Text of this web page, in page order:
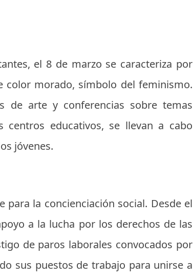
el 8 de marzo se caracteriza por
color morado, símbolo del feminismo.
de arte y conferencias sobre temas
educativos, se llevan a cabo
jóvenes.
para la concienciación social. Desde el
a la lucha por los derechos de las
de paros laborales convocados por
sus puestos de trabajo para unirse a